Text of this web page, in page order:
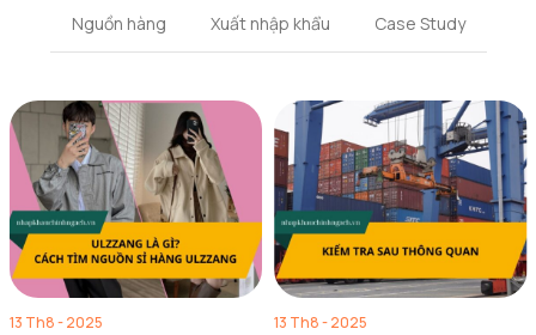
Nguồn hàng Xuất nhập khẩu Case Study
13 Th8 - 2025 13 Th8 - 2025